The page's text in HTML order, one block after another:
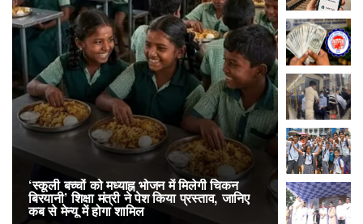
‘स्कूली बच्चों को मध्याह्न भोजन में मिलेगी चिकन
बिरयानी’ शिक्षा मंत्री ने पेश किया प्रस्ताव, जानिए
कब से मेन्यू में होगा शामिल
RailOne
लोकप्रिय,
अनारक्षित